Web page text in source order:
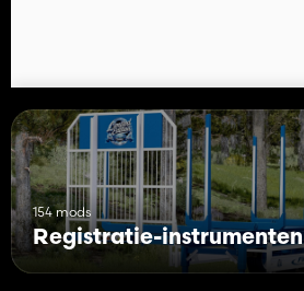
154 mods
Registratie-instrumenten